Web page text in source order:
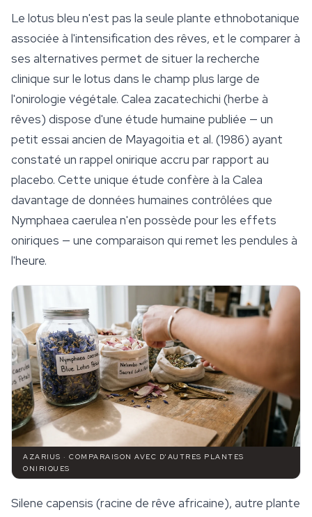
Le lotus bleu n'est pas la seule plante ethnobotanique
associée à l'intensification des rêves, et le comparer à
ses alternatives permet de situer la recherche
clinique sur le lotus dans le champ plus large de
l'onirologie végétale. Calea zacatechichi (herbe à
rêves) dispose d'une étude humaine publiée — un
petit essai ancien de Mayagoitia et al. (1986) ayant
constaté un rappel onirique accru par rapport au
placebo. Cette unique étude confère à la Calea
davantage de données humaines contrôlées que
Nymphaea caerulea n'en possède pour les effets
oniriques — une comparaison qui remet les pendules à
l'heure.
AZARIUS · COMPARAISON AVEC D'AUTRES PLANTES
ONIRIQUES
Silene capensis (racine de rêve africaine), autre plante